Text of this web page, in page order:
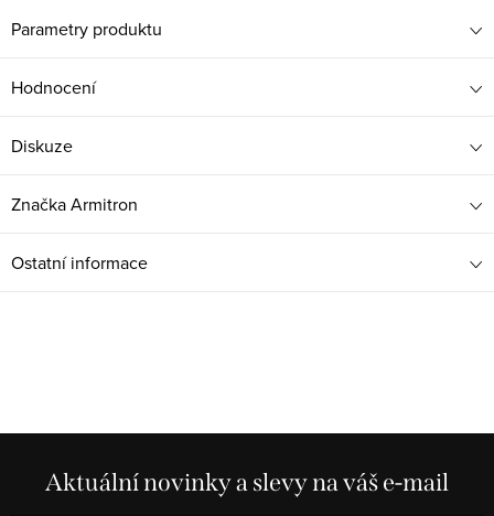
Parametry produktu
Hodnocení
Diskuze
ZnačkaArmitron
Ostatní informace
Aktuální novinky a slevy na váš e-mail